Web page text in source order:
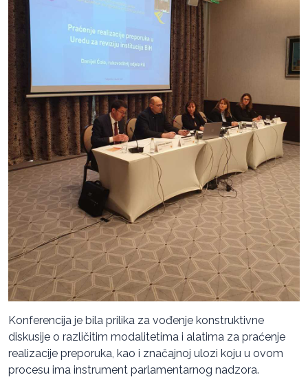
Konferencija je bila prilika za vođenje konstruktivne
diskusije o različitim modalitetima i alatima za praćenje
realizacije preporuka, kao i značajnoj ulozi koju u ovom
procesu ima instrument parlamentarnog nadzora.